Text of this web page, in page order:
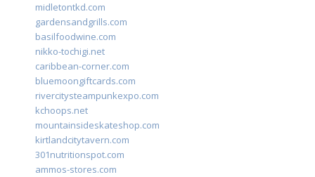
midletontkd.com
gardensandgrills.com
basilfoodwine.com
nikko-tochigi.net
caribbean-corner.com
bluemoongiftcards.com
rivercitysteampunkexpo.com
kchoops.net
mountainsideskateshop.com
kirtlandcitytavern.com
301nutritionspot.com
ammos-stores.com